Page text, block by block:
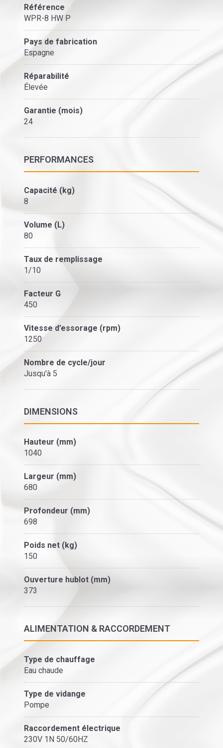
Référence
WPR-8 HW P
Pays de fabrication
Espagne
Réparabilité
Élevée
Garantie (mois)
24
PERFORMANCES
Capacité (kg)
8
Volume (L)
80
Taux de remplissage
1/10
Facteur G
450
Vitesse d’essorage (rpm)
1250
Nombre de cycle/jour
Jusqu'à 5
DIMENSIONS
Hauteur (mm)
1040
Largeur (mm)
680
Profondeur (mm)
698
Poids net (kg)
150
Ouverture hublot (mm)
373
ALIMENTATION & RACCORDEMENT
Type de chauffage
Eau chaude
Type de vidange
Pompe
Raccordement électrique
230V 1N 50/60HZ